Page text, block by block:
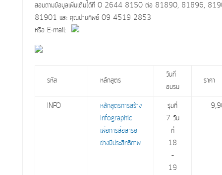
สอบถามข้อมูลเพิ่มเติมได้ที่ 0 2644 8150 ต่อ 81890, 81896,
81901 และ คุณปานทิพย์ 09 4519 2853
หรือ E-mail:
รหัส หลักสูตร
วันที่
อบรม
ราคา
INFO
หลักสูตรการสร้าง
Infographic
เพื่อการสื่่อสารอ
ย่างมีประสิทธิภาพ
รุ่นที่
7 วัน
ที่
18
–
19